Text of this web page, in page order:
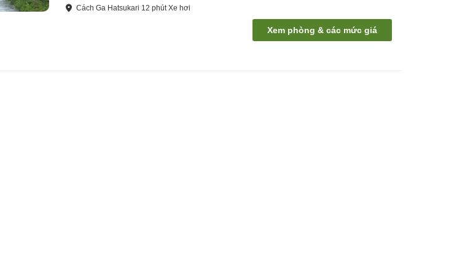
CáchGa Hatsukari 12 phútXe hơi
Xem phòng & các mức giá